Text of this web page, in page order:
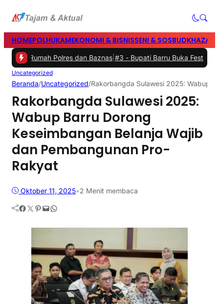
HOMEPOLHUKAMEKONOMI & BISNISSENI & SOSBUD
Rumah Polres dan Baznas|#3 - Bupati Barru Buka Festival
Uncategorized
Beranda/Uncategorized/Rakorbangda Sulawesi 2025: Wabup
Rakorbangda Sulawesi 2025:
Wabup Barru Dorong
Keseimbangan Belanja Wajib
dan Pembangunan Pro-
Rakyat
Oktober 11, 2025•2 Menit membaca
Facebook Twitter Pinterest Mail WhatsApp